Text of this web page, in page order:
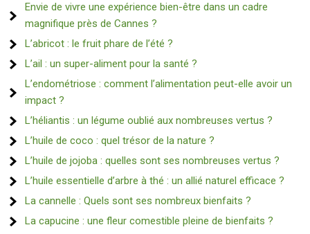
Envie de vivre une expérience bien-être dans un cadre
magnifique près de Cannes ?
L’abricot : le fruit phare de l’été ?
L’ail : un super-aliment pour la santé ?
L’endométriose : comment l’alimentation peut-elle avoir un
impact ?
L’héliantis : un légume oublié aux nombreuses vertus ?
L’huile de coco : quel trésor de la nature ?
L’huile de jojoba : quelles sont ses nombreuses vertus ?
L’huile essentielle d’arbre à thé : un allié naturel efficace ?
La cannelle : Quels sont ses nombreux bienfaits ?
La capucine : une fleur comestible pleine de bienfaits ?